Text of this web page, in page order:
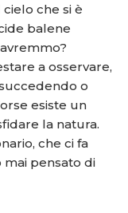
che si è
balene
a osservare,
o
esiste un
la natura.
che ci fa
pensato di